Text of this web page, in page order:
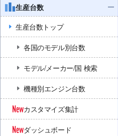
生産台数
生産台数トップ
各国のモデル別台数
モデル/メーカー/国 検索
機種別エンジン台数
カスタマイズ集計
ダッシュボード